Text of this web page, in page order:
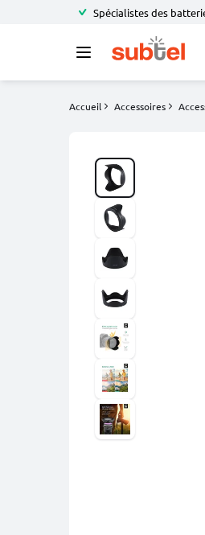
Spécialistes des
Accueil Accessoires